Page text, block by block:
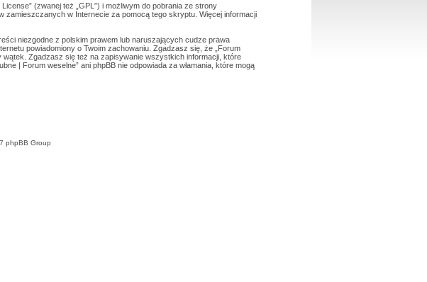
License” (zwanej też „GPL”) i możliwym do pobrania ze strony
zamieszczanych w Internecie za pomocą tego skryptu. Więcej informacji
niezgodne z polskim prawem lub naruszających cudze prawa
powiadomiony o Twoim zachowaniu. Zgadzasz się, że „Forum
Zgadzasz się też na zapisywanie wszystkich informacji, które
| Forum weselne” ani phpBB nie odpowiada za włamania, które mogą
phpBB Group